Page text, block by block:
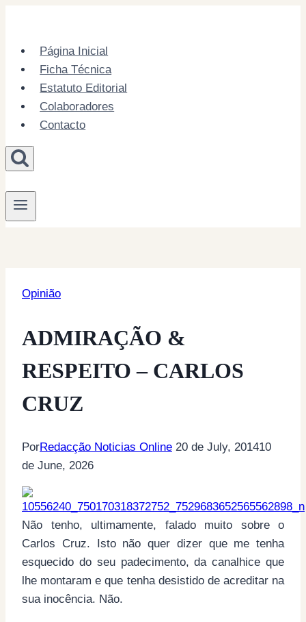
contentPágina Inicial
Ficha Técnica
Estatuto Editorial
Colaboradores
Contacto
Opinião
ADMIRAÇÃO &
RESPEITO – CARLOS
CRUZ
PorRedacção Noticias Online 20 de July, 201410
de June, 2026
Não tenho, ultimamente, falado muito sobre o
Carlos Cruz. Isto não quer dizer que me tenha
esquecido do seu padecimento, da canalhice que
lhe montaram e que tenha desistido de acreditar na
sua inocência. Não.